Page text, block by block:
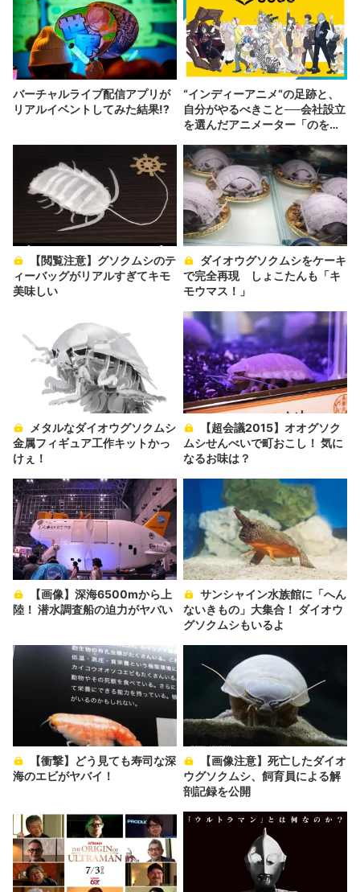
バーチャルライブ配信アプリが
リアルイベントしてみた結果!?
“インディーアニメ“の足跡と、
自分がやるべきこと──会社設立
を選んだアニメーター「のを
ィーバッグがリアルすぎてキモ
美味しい
で完全再現 しょこたんも「キ
モウマス！」
金属フィギュア工作キットかっ
けぇ！
ムシせんべいで町おこし！ 気に
なるお味は？
陸！ 潜水調査船の迫力がヤバい
ないきもの」大集合！ ダイオウ
グソクムシもいるよ
海のエビがヤバイ！
ウグソクムシ、飼育員による解
剖記録を公開